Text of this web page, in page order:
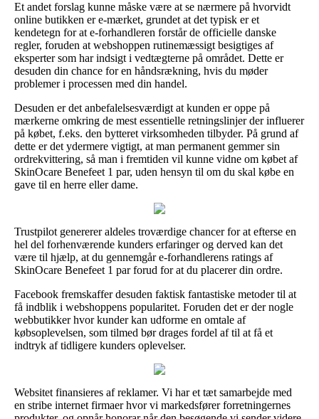
Et andet forslag kunne måske være at se nærmere på hvorvidt
online butikken er e-mærket, grundet at det typisk er et
kendetegn for at e-forhandleren forstår de officielle danske
regler, foruden at webshoppen rutinemæssigt besigtiges af
eksperter som har indsigt i vedtægterne på området. Dette er
desuden din chance for en håndsrækning, hvis du møder
problemer i processen med din handel.
Desuden er det anbefalelsesværdigt at kunden er oppe på
mærkerne omkring de mest essentielle retningslinjer der influerer
på købet, f.eks. den bytteret virksomheden tilbyder. På grund af
dette er det ydermere vigtigt, at man permanent gemmer sin
ordrekvittering, så man i fremtiden vil kunne vidne om købet af
SkinOcare Benefeet 1 par, uden hensyn til om du skal købe en
gave til en herre eller dame.
Trustpilot genererer aldeles troværdige chancer for at efterse en
hel del forhenværende kunders erfaringer og derved kan det
være til hjælp, at du gennemgår e-forhandlerens ratings af
SkinOcare Benefeet 1 par forud for at du placerer din ordre.
Facebook fremskaffer desuden faktisk fantastiske metoder til at
få indblik i webshoppens popularitet. Foruden det er der nogle
webbutikker hvor kunder kan udforme en omtale af
købsoplevelsen, som tilmed bør drages fordel af til at få et
indtryk af tidligere kunders oplevelser.
Websitet finansieres af reklamer. Vi har et tæt samarbejde med
en stribe internet firmaer hvor vi markedsfører forretningernes